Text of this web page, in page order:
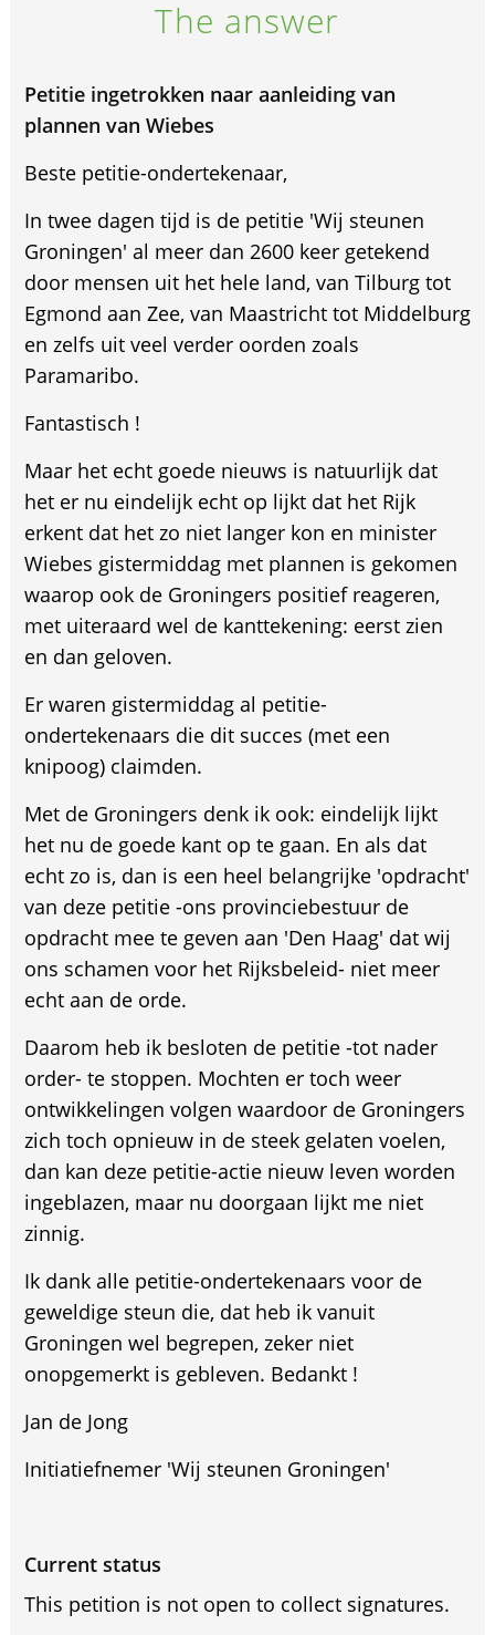
The answer
Petitie ingetrokken naar aanleiding van
plannen van Wiebes
Beste petitie-ondertekenaar,
In twee dagen tijd is de petitie 'Wij steunen
Groningen' al meer dan 2600 keer getekend
door mensen uit het hele land, van Tilburg tot
Egmond aan Zee, van Maastricht tot Middelburg
en zelfs uit veel verder oorden zoals
Paramaribo.
Fantastisch !
Maar het echt goede nieuws is natuurlijk dat
het er nu eindelijk echt op lijkt dat het Rijk
erkent dat het zo niet langer kon en minister
Wiebes gistermiddag met plannen is gekomen
waarop ook de Groningers positief reageren,
met uiteraard wel de kanttekening: eerst zien
en dan geloven.
Er waren gistermiddag al petitie-
ondertekenaars die dit succes (met een
knipoog) claimden.
Met de Groningers denk ik ook: eindelijk lijkt
het nu de goede kant op te gaan. En als dat
echt zo is, dan is een heel belangrijke 'opdracht'
van deze petitie -ons provinciebestuur de
opdracht mee te geven aan 'Den Haag' dat wij
ons schamen voor het Rijksbeleid- niet meer
echt aan de orde.
Daarom heb ik besloten de petitie -tot nader
order- te stoppen. Mochten er toch weer
ontwikkelingen volgen waardoor de Groningers
zich toch opnieuw in de steek gelaten voelen,
dan kan deze petitie-actie nieuw leven worden
ingeblazen, maar nu doorgaan lijkt me niet
zinnig.
Ik dank alle petitie-ondertekenaars voor de
geweldige steun die, dat heb ik vanuit
Groningen wel begrepen, zeker niet
onopgemerkt is gebleven. Bedankt !
Jan de Jong
Initiatiefnemer 'Wij steunen Groningen'
Current status
This petition is not open to collect signatures.